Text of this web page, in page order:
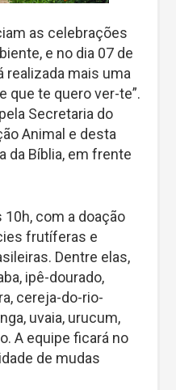
as celebrações
e no dia 07 de
realizada mais uma
que te quero ver-te”.
Secretaria do
Animal e desta
da Bíblia, em frente
com a doação
frutíferas e
Dentre elas,
ipê-dourado,
cereja-do-rio-
uvaia, urucum,
A equipe ficará no
de mudas